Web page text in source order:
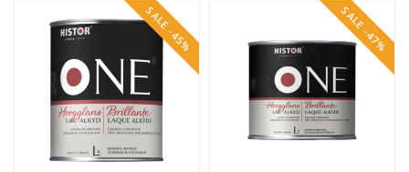
SALE -45% SALE -47%